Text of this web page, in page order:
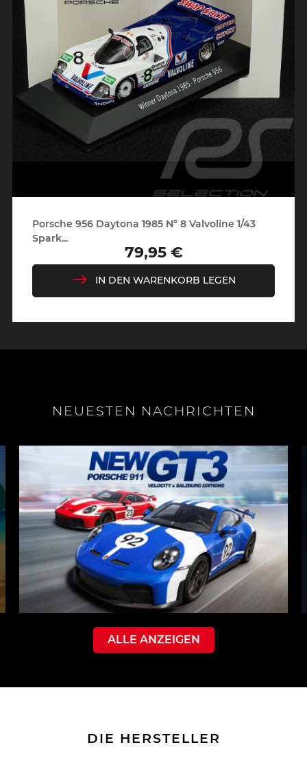
Porsche 956 Daytona 1985 N° 8 Valvoline 1/43
Spark...
Preis
79,95 €
IN DEN WARENKORB LEGEN
NEUESTEN NACHRICHTEN
ALLE ANZEIGEN
DIE HERSTELLER